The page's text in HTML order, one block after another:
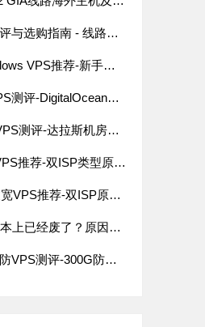
指南 - 线路稳定性与价格解析
VPS推荐-新手必看指南
、Linode、Vultr与搬瓦工
拉斯机房网络性能与价格详解
推荐-双ISP类型原生IP
推荐-双ISP原生住宅IP
废了？原因分析及解决办法
评-300G防御200Mbps带宽